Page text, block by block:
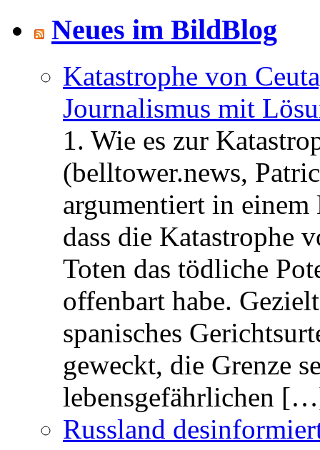
Neues im BildBlog
Katastrophe von
Journalismus mit
1. Wie es zur
(belltower.news,
argumentiert in
dass die Katastrophe
Toten das tödliche
offenbart habe.
spanisches
geweckt, die Grenze
lebensgefährlichen
Russland